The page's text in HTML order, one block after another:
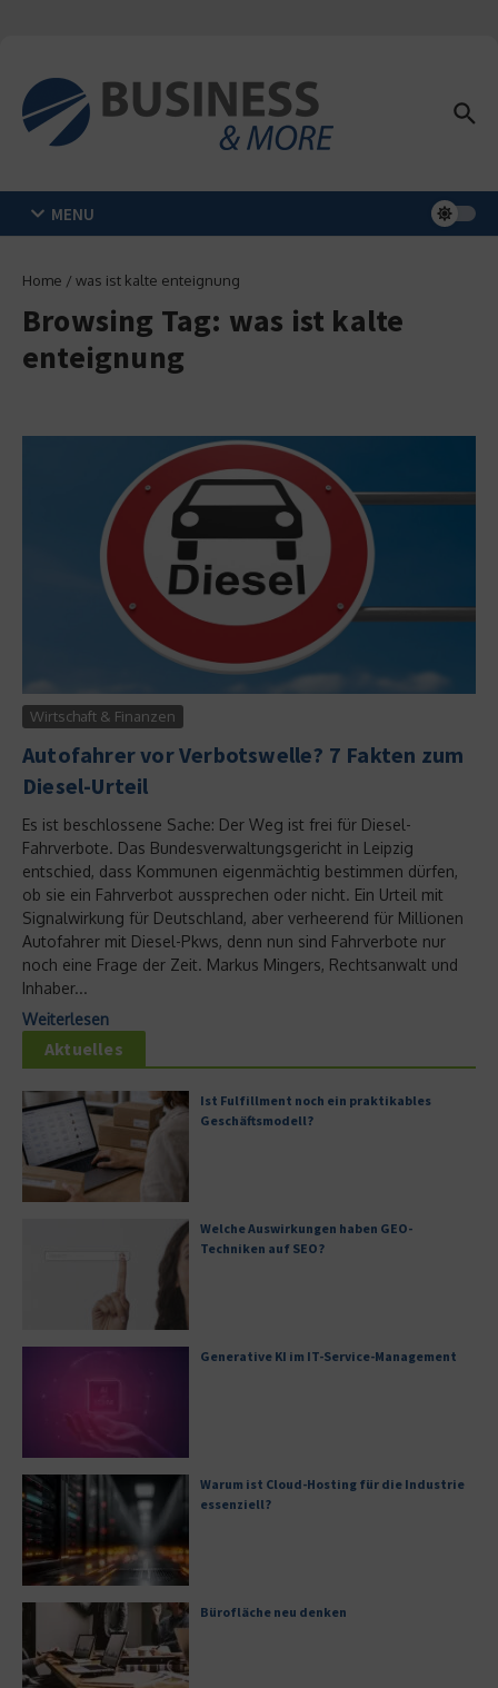
MENU
Home / was ist kalte enteignung
Browsing Tag: was ist kalte
enteignung
Wirtschaft & Finanzen
Autofahrer vor Verbotswelle? 7 Fakten zum
Diesel-Urteil
Es ist beschlossene Sache: Der Weg ist frei für Diesel-
Fahrverbote. Das Bundesverwaltungsgericht in Leipzig
entschied, dass Kommunen eigenmächtig bestimmen dürfen,
ob sie ein Fahrverbot aussprechen oder nicht. Ein Urteil mit
Signalwirkung für Deutschland, aber verheerend für Millionen
Autofahrer mit Diesel-Pkws, denn nun sind Fahrverbote nur
noch eine Frage der Zeit. Markus Mingers, Rechtsanwalt und
Inhaber...
Weiterlesen
Aktuelles
Ist Fulfillment noch ein praktikables
Geschäftsmodell?
Welche Auswirkungen haben GEO-
Techniken auf SEO?
Generative KI im IT-Service-Management
Warum ist Cloud-Hosting für die Industrie
essenziell?
Bürofläche neu denken